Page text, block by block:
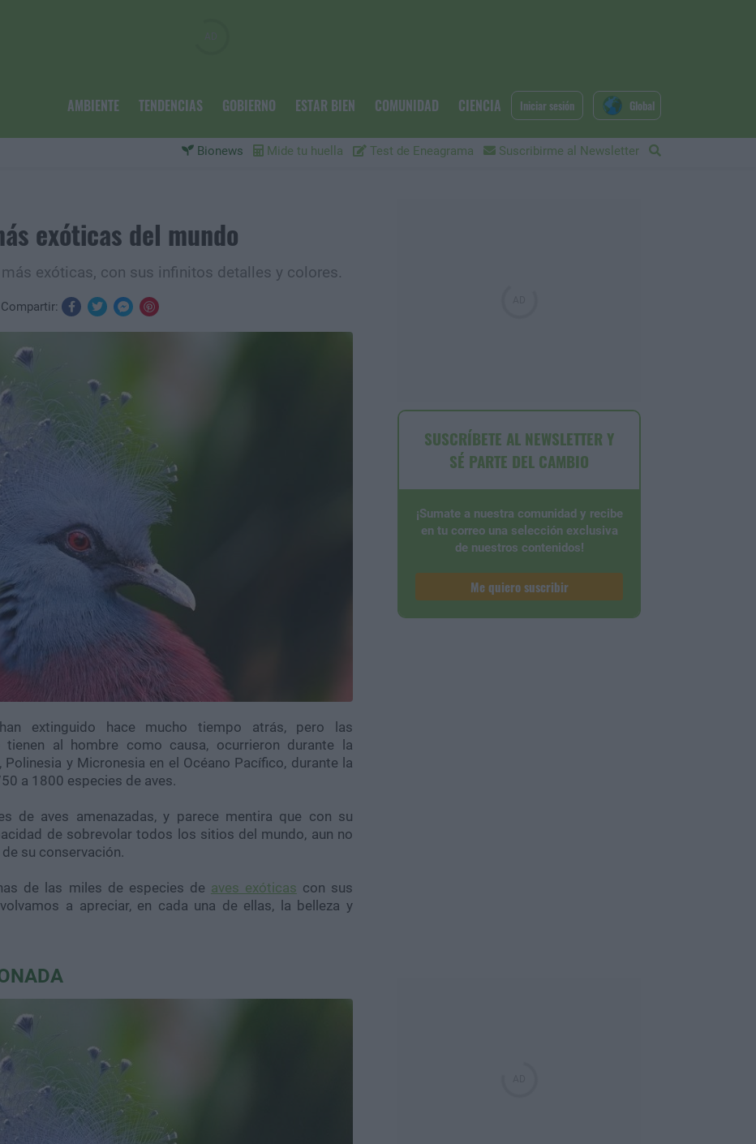
AMBIENTE TENDENCIAS GOBIERNO ESTAR BIEN COMUNIDAD CIENCIA
Bionews Mide tu huella Test de Eneagrama Suscribirme al Newsletter
Iniciar sesión Global
exóticas del mundo
exóticas, con sus infinitos detalles y colores.
Compartir:
extinguido hace mucho tiempo atrás, pero las
tienen al hombre como causa, ocurrieron durante la
y Micronesia en el Océano Pacífico, durante la
a 1800 especies de aves.
de aves amenazadas, y parece mentira que con su
de sobrevolar todos los sitios del mundo, aun no
su conservación.
de las miles de especies de aves exóticas con sus
a apreciar, en cada una de ellas, la belleza y
SUSCRÍBETE AL NEWSLETTER Y
SÉ PARTE DEL CAMBIO
¡Sumate a nuestra comunidad y recibe
en tu correo una selección exclusiva
de nuestros contenidos!
Me quiero suscribir